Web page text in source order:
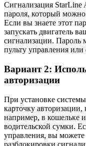
Сигнализация StarLine
пароля, который можно
Если вы знаете этот
запускать двигатель
сигнализации.
пульту управления
Вариант 2:
авторизации
При установке
карточку
например, в кошельке
водительской сумки.
управления, вы можете
разблокировки